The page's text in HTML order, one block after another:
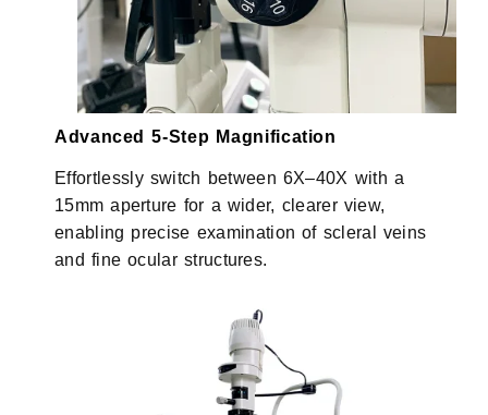
Advanced 5-Step Magnification
Effortlessly switch between 6X–40X with a
15mm aperture for a wider, clearer view,
enabling precise examination of scleral veins
and fine ocular structures.